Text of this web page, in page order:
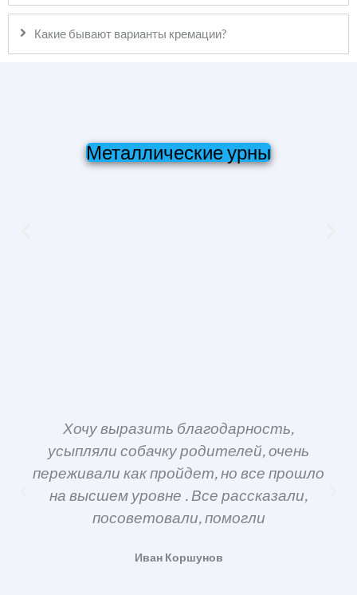
Какие бывают варианты кремации?
Металлические урны
Хочу выразить благодарность,
усыпляли собачку родителей, очень
переживали как пройдет, но все прошло
на высшем уровне . Все рассказали,
посоветовали, помогли
Иван Коршунов